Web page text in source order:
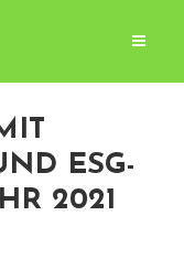
ESG-
2021